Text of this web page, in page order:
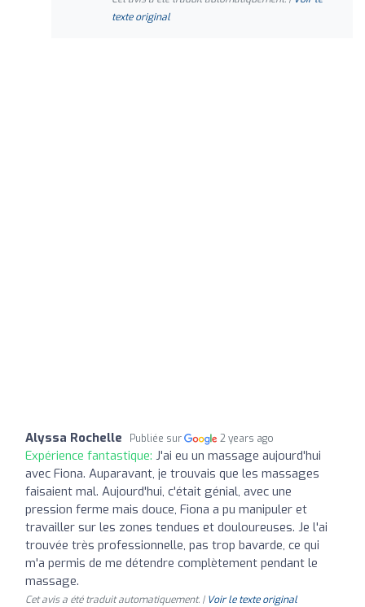
texte original
Alyssa Rochelle Publiée sur 2 years ago
Expérience fantastique: J'ai eu un massage aujourd'hui
avec Fiona. Auparavant, je trouvais que les massages
faisaient mal. Aujourd'hui, c'était génial, avec une
pression ferme mais douce, Fiona a pu manipuler et
travailler sur les zones tendues et douloureuses. Je l'ai
trouvée très professionnelle, pas trop bavarde, ce qui
m'a permis de me détendre complètement pendant le
massage.
Cet avis a été traduit automatiquement. | Voir le texte original